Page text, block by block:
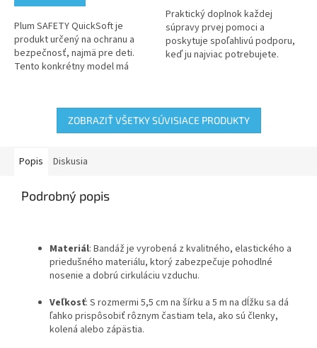
Plum SAFETY QuickSoft je
produkt určený na ochranu a
bezpečnosť, najmä pre deti.
Tento konkrétny model má
5
hviezdičiek.
Praktický doplnok každej
súpravy prvej pomoci a
poskytuje spoľahlivú podporu,
keď ju najviac potrebujete.
ZOBRAZIŤ VŠETKY SÚVISIACE PRODUKTY
Popis Diskusia
Podrobný popis
Materiál: Bandáž je vyrobená z kvalitného, elastického a
priedušného materiálu, ktorý zabezpečuje pohodlné
nosenie a dobrú cirkuláciu vzduchu.
Veľkosť: S rozmermi 5,5 cm na šírku a 5 m na dĺžku sa dá
ľahko prispôsobiť rôznym častiam tela, ako sú členky,
kolená alebo zápästia.